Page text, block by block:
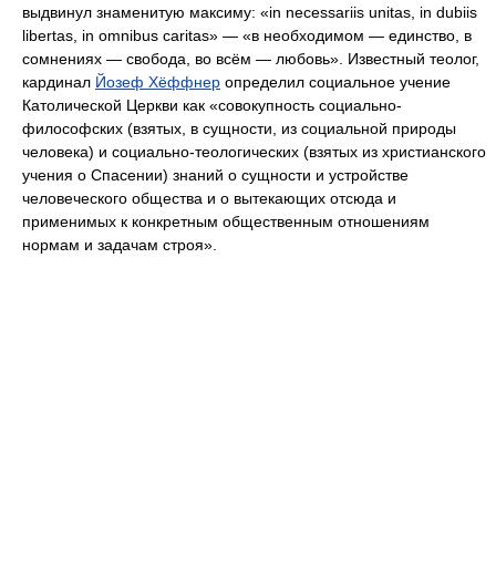
выдвинул знаменитую максиму: «in necessariis unitas, in dubiis
libertas, in omnibus caritas» — «в необходимом — единство, в
сомнениях — свобода, во всём — любовь». Известный теолог,
кардинал Йозеф Хёффнер определил социальное учение
Католической Церкви как «совокупность социально-
философских (взятых, в сущности, из социальной природы
человека) и социально-теологических (взятых из христианского
учения о Спасении) знаний о сущности и устройстве
человеческого общества и о вытекающих отсюда и
применимых к конкретным общественным отношениям
нормам и задачам строя».